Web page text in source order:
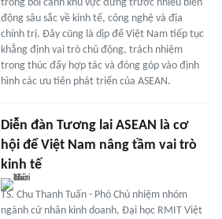
trong bối cảnh khu vực đứng trước nhiều biến
động sâu sắc về kinh tế, công nghệ và địa
chính trị. Đây cũng là dịp để Việt Nam tiếp tục
khẳng định vai trò chủ động, trách nhiệm
trong thúc đẩy hợp tác và đóng góp vào định
hình các ưu tiên phát triển của ASEAN.
Diễn đàn Tương lai ASEAN là cơ
hội để Việt Nam nâng tầm vai trò
kinh tế
TS. Chu Thanh Tuấn - Phó Chủ nhiệm nhóm
ngành cử nhân kinh doanh, Đại học RMIT Việt